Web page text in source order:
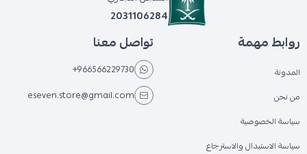
2031106284
روابط مهمة
المدونة
من نحن
سياسة الخصوصية
سياسة الاستبدال والاسترجاع
تواصل معنا
+966566229730
eseven.store@gmail.com